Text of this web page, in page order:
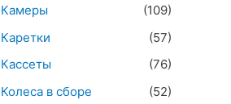
Камеры
(109)
Каретки
(57)
Кассеты
(76)
Колеса в сборе
(52)